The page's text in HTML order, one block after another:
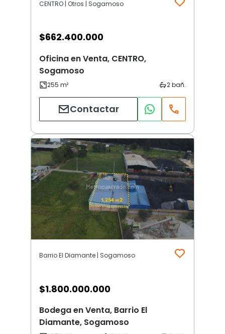
CENTRO | Otros | Sogamoso
$662.400.000
Oficina en Venta, CENTRO,
Sogamoso
Contactar
Barrio El Diamante | Sogamoso
$1.800.000.000
Bodega en Venta, Barrio El
Diamante, Sogamoso